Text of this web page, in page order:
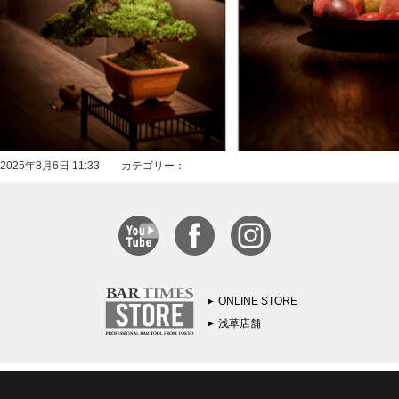
2025年8月6日 11:33 カテゴリー：
ONLINE STORE
浅草店舗